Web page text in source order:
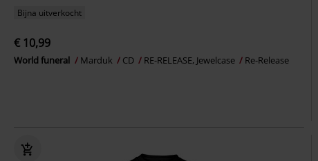
Bijna uitverkocht
€ 10,99
World funeral Marduk CD RE-RELEASE, Jewelcase Re-Release